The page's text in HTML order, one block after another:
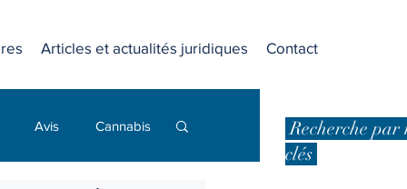
Articles et actualités juridiques Contact
Avis Cannabis
Recherche par
clés